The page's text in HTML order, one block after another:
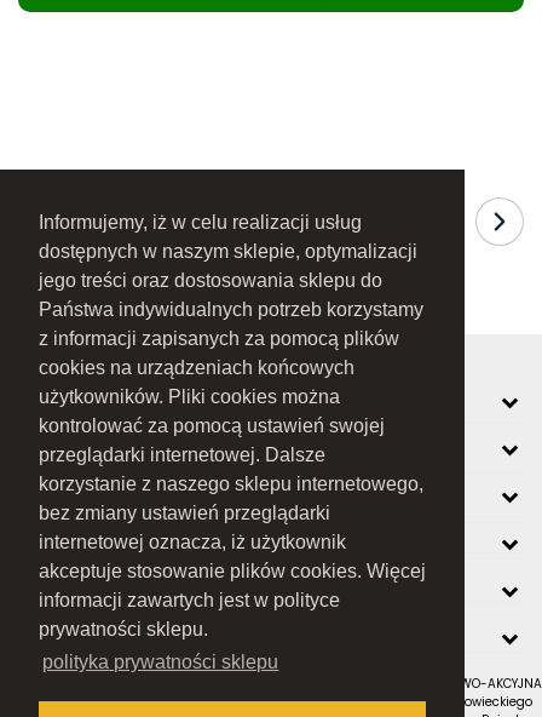
Informujemy, iż w celu realizacji usług
dostępnych w naszym sklepie, optymalizacji
jego treści oraz dostosowania sklepu do
Państwa indywidualnych potrzeb korzystamy
z informacji zapisanych za pomocą plików
cookies na urządzeniach końcowych
użytkowników. Pliki cookies można
kontrolować za pomocą ustawień swojej
przeglądarki internetowej. Dalsze
korzystanie z naszego sklepu internetowego,
bez zmiany ustawień przeglądarki
internetowej oznacza, iż użytkownik
akceptuje stosowanie plików cookies. Więcej
informacji zawartych jest w polityce
prywatności sklepu.
polityka prywatności sklepu
MOJE KONTO
INFORMACJE
O FIRMIE
ZOBACZ RÓWNIEŻ
KONTAKT
NEWSLETTER
RAMEX SPÓŁKA Z OGRANICZONĄ ODPOWIEDZIALNOŚCIĄ SPÓŁKA KOMANDYTOWO-AKCYJNA
z siedzibą w Nowym Sączu (adres siedziby i adres do doręczeń: ul. Wiśniowieckiego